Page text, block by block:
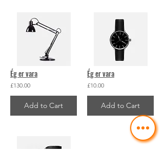
Ég er vara
£130.00
Add to Cart
Ég er vara
£10.00
Add to Cart